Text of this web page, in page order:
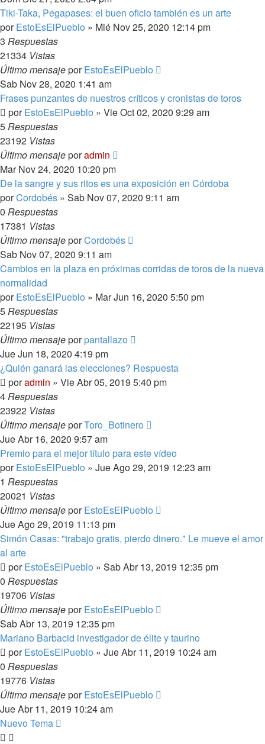
Tiki-Taka, Pegapases: el buen oficio también es un arte
porEstoEsElPueblo » Mié Nov 25, 2020 12:14 pm
3 Respuestas
21334 Vistas
Último mensajeporEstoEsElPueblo
Sab Nov 28, 2020 1:41 am
Frases punzantes de nuestros críticos y cronistas de toros
porEstoEsElPueblo » Vie Oct 02, 2020 9:29 am
5Respuestas
23192 Vistas
Último mensajeporadmin
Mar Nov 24, 2020 10:20 pm
De la sangre y sus ritos es una exposición en Córdoba
porCordobés » Sab Nov 07, 2020 9:11 am
0 Respuestas
17381 Vistas
Último mensajeporCordobés
Sab Nov 07, 2020 9:11 am
Cambios en la plaza en próximas corridas de toros de la nueva
normalidad
porEstoEsElPueblo » Mar Jun 16, 2020 5:50 pm
5Respuestas
22195 Vistas
Último mensajeporpantallazo
Jue Jun 18, 2020 4:19 pm
¿Quién ganará las elecciones? Respuesta
poradmin » Vie Abr 05, 2019 5:40 pm
4Respuestas
23922 Vistas
Último mensajeporToro_Botinero
Jue Abr 16, 2020 9:57 am
Premio para el mejor título para este vídeo
porEstoEsElPueblo » Jue Ago 29, 2019 12:23 am
1 Respuestas
20021 Vistas
Último mensajeporEstoEsElPueblo
Jue Ago 29, 2019 11:13 pm
Simón Casas: "trabajo gratis, pierdo dinero." Le mueve el amor
al arte
porEstoEsElPueblo » Sab Abr 13, 2019 12:35 pm
0 Respuestas
19706 Vistas
Último mensajeporEstoEsElPueblo
Sab Abr 13, 2019 12:35 pm
Mariano Barbacid investigador de élite y taurino
porEstoEsElPueblo » Jue Abr 11, 2019 10:24 am
0 Respuestas
19776 Vistas
Último mensajeporEstoEsElPueblo
Jue Abr 11, 2019 10:24 am
Nuevo Tema